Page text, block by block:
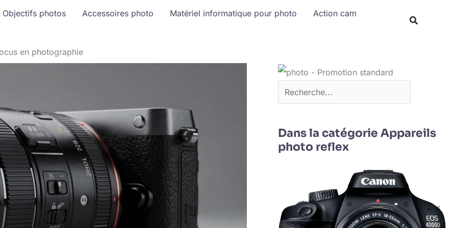
Objectifs photos Accessoires photo Matériel informatique pour photo
Action cam
en photographie
Rechercher
Dans la catégorie Appareils
photo reflex